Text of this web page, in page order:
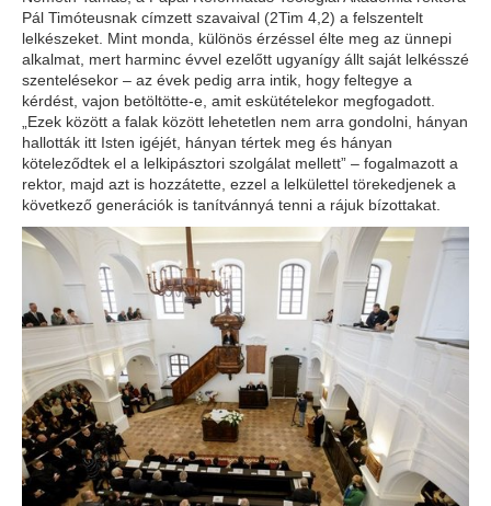
Pál Timóteusnak címzett szavaival (2Tim 4,2) a felszentelt
lelkészeket. Mint monda, különös érzéssel élte meg az ünnepi
alkalmat, mert harminc évvel ezelőtt ugyanígy állt saját lelkésszé
szentelésekor – az évek pedig arra intik, hogy feltegye a
kérdést, vajon betöltötte-e, amit eskütételekor megfogadott.
„Ezek között a falak között lehetetlen nem arra gondolni, hányan
hallották itt Isten igéjét, hányan tértek meg és hányan
köteleződtek el a lelkipásztori szolgálat mellett” – fogalmazott a
rektor, majd azt is hozzátette, ezzel a lelkülettel törekedjenek a
következő generációk is tanítvánnyá tenni a rájuk bízottakat.